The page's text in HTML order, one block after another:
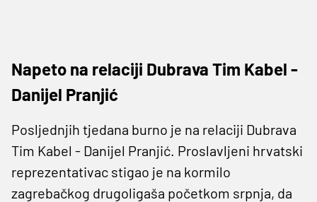
Napeto na relaciji Dubrava Tim Kabel -
Danijel Pranjić
Posljednjih tjedana burno je na relaciji Dubrava
Tim Kabel - Danijel Pranjić. Proslavljeni hrvatski
reprezentativac stigao je na kormilo
zagrebačkog drugoligaša početkom srpnja, da